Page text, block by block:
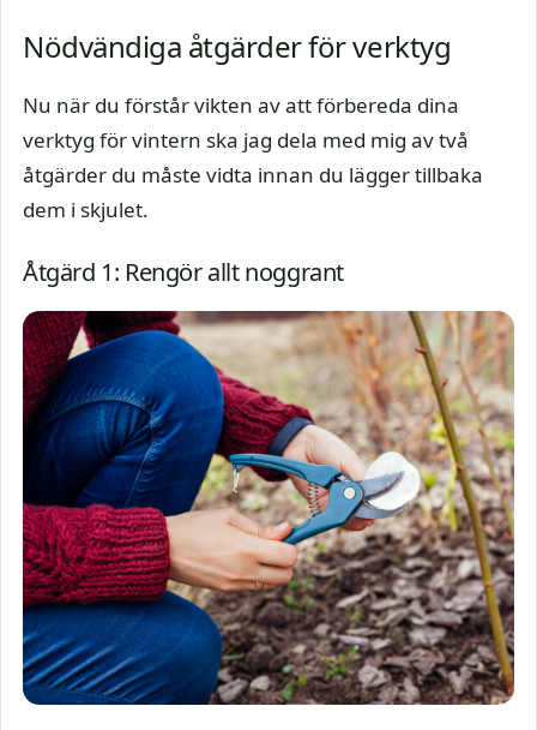
Nödvändiga åtgärder för verktyg
Nu när du förstår vikten av att förbereda dina
verktyg för vintern ska jag dela med mig av två
åtgärder du måste vidta innan du lägger tillbaka
dem i skjulet.
Åtgärd 1: Rengör allt noggrant